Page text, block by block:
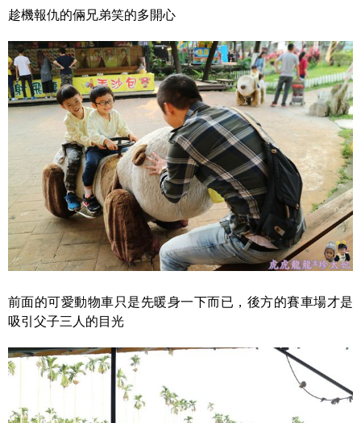
趁機報仇的倆兄弟笑的多開心
前面的可愛動物車只是先暖身一下而已，後方的賽車場才是
吸引父子三人的目光